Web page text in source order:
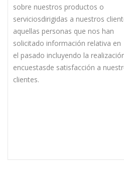
sobre nuestros productos o
serviciosdirigidas a nuestros
aquellas personas que nos han
solicitado información relativa en
el pasado incluyendo la
encuestasde satisfacción a
clientes.